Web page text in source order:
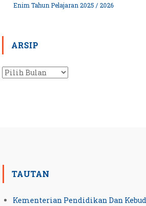
Enim Tahun Pelajaran 2025 / 2026
ARSIP
Arsip
TAUTAN
Kementerian Pendidikan Dan